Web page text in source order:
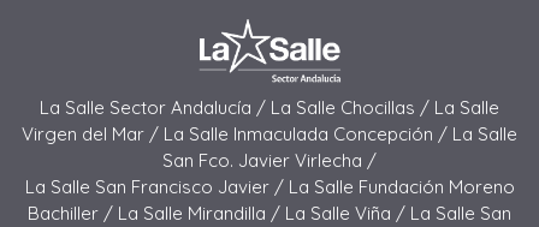
La Salle Sector Andalucía / La Salle Chocillas / La Salle
Virgen del Mar / La Salle Inmaculada Concepción / La Salle
San Fco. Javier Virlecha /
La Salle San Francisco Javier / La Salle Fundación Moreno
Bachiller / La Salle Mirandilla / La Salle Viña / La Salle San